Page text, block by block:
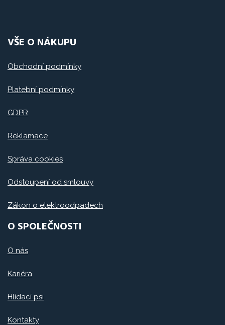
VŠE O NÁKUPU
Obchodní podmínky
Platební podmínky
GDPR
Reklamace
Správa cookies
Odstoupení od smlouvy
Zákon o elektroodpadech
O SPOLEČNOSTI
O nás
Kariéra
Hlídací psi
Kontakty